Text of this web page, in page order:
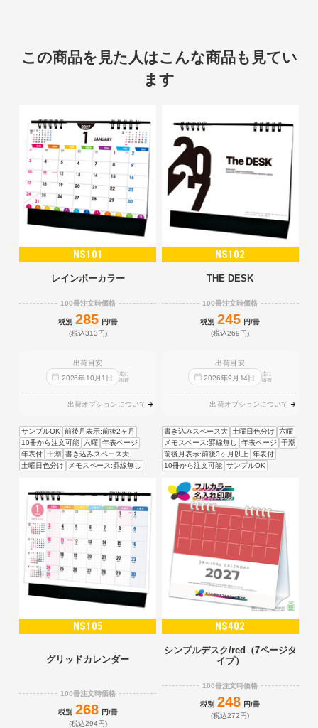
この商品を見た人はこんな商品も見てい
ます
NS101
レインボーカラー
100冊注文時価格
税別 285 円/冊
(税込313円)
出荷目安
2026年10 月 1 日
迄に
出荷
出荷オプションについて
サンプルOK
前後月表示:前後2ヶ月
10冊から注文可能 六曜 年表ページ
年表付 干潮 書き込みスペース大
土曜日色分け
メモスペース:罫線無し
NS102
THE DESK
100冊注文時価格
税別 245 円/冊
(税込269円)
出荷目安
2026年9 月 14日
迄に
出荷
出荷オプションについて
書き込みスペース大 土曜日色分け
六曜
メモスペース:罫線無し
年表ページ
干潮
前後月表示:前後3ヶ月以上
年表付
10冊から注文可能 サンプルOK
NS105
グリッドカレンダー
100冊注文時価格
税別 268 円/冊
(税込294円)
NS402
シンプルデスク/red（7ページタ
イプ）
100冊注文時価格
税別 248 円/冊
(税込272円)